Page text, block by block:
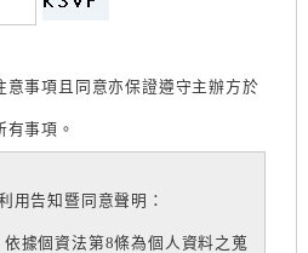
意事項且同意亦保證遵守主辦方於
事項。
用告知暨同意聲明：
據個資法第8條為個人資料之蒐